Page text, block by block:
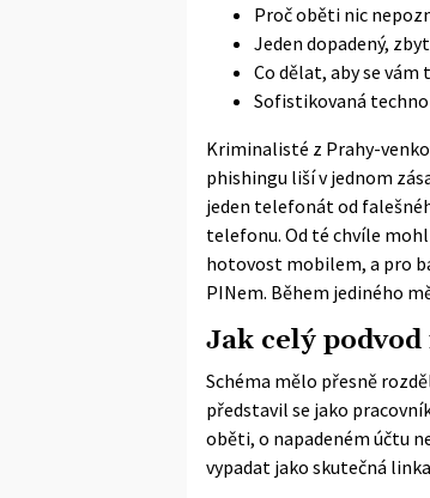
Proč oběti nic
Jeden dopadený,
Co dělat, aby se vám
Sofistikovaná
Kriminalisté z Prahy-
phishingu liší v jednom
jeden telefonát od
telefonu. Od té chvíle
hotovost mobilem, a pro
PINem. Během jediného
Jak celý
Schéma mělo přesně
představil se jako
oběti, o napadeném účtu
vypadat jako skutečná